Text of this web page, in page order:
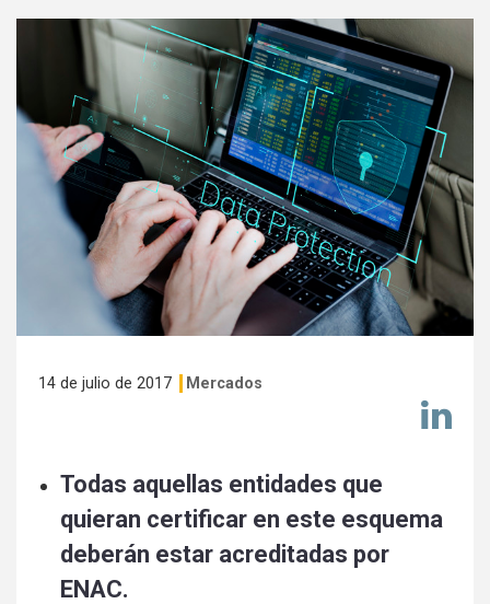
14 de julio de 2017 Mercados
en
Todas aquellas entidades que
quieran certificar en este esquema
deberán estar acreditadas por
ENAC.